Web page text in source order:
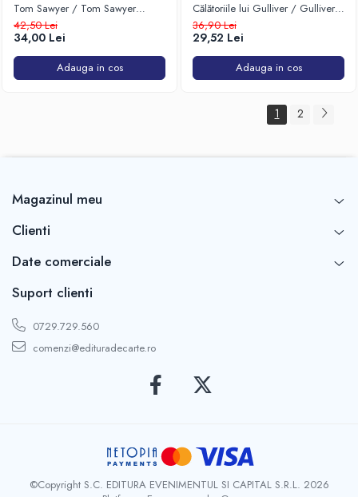
Tom Sawyer / Tom Sawyer
(ediție bilingvă)
42,50 Lei
34,00 Lei
Adauga in cos
Călătoriile lui Gulliver / Gulliver's
Travels (ediție bilingvă)
36,90 Lei
29,52 Lei
Adauga in cos
1 2
Magazinul meu
Clienti
Date comerciale
Suport clienti
0729.729.560
comenzi@edituradecarte.ro
©Copyright S.C. EDITURA EVENIMENTUL SI CAPITAL S.R.L. 2026